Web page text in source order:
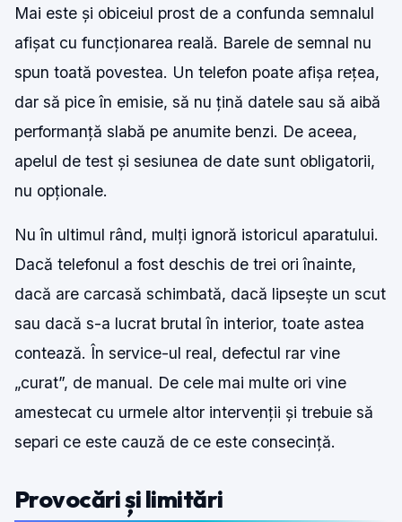
Mai este și obiceiul prost de a confunda semnalul
afișat cu funcționarea reală. Barele de semnal nu
spun toată povestea. Un telefon poate afișa rețea,
dar să pice în emisie, să nu țină datele sau să aibă
performanță slabă pe anumite benzi. De aceea,
apelul de test și sesiunea de date sunt obligatorii,
nu opționale.
Nu în ultimul rând, mulți ignoră istoricul aparatului.
Dacă telefonul a fost deschis de trei ori înainte,
dacă are carcasă schimbată, dacă lipsește un scut
sau dacă s-a lucrat brutal în interior, toate astea
contează. În service-ul real, defectul rar vine
„curat”, de manual. De cele mai multe ori vine
amestecat cu urmele altor intervenții și trebuie să
separi ce este cauză de ce este consecință.
Provocări și limitări